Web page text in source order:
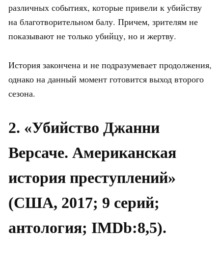
различных событиях, которые привели к убийству
на благотворительном балу. Причем, зрителям не
показывают не только убийцу, но и жертву.
История закончена и не подразумевает продолжения,
однако на данный момент готовится выход второго
сезона.
2. «Убийство Джанни
Версаче. Американская
история преступлений»
(США, 2017; 9 серий;
антология; IMDb:8,5).